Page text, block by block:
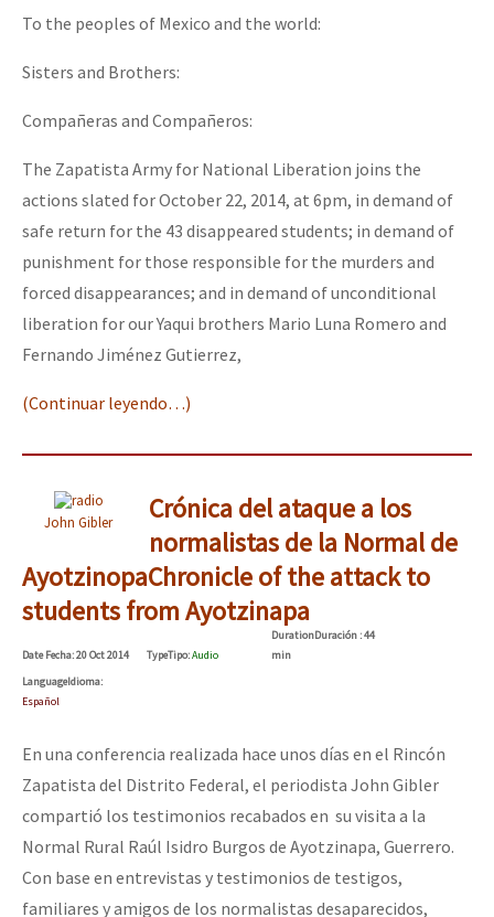
To the peoples of Mexico and the world:
Sisters and Brothers:
Compañeras and Compañeros:
The Zapatista Army for National Liberation joins the
actions slated for October 22, 2014, at 6pm, in demand of
safe return for the 43 disappeared students; in demand of
punishment for those responsible for the murders and
forced disappearances; and in demand of unconditional
liberation for our Yaqui brothers Mario Luna Romero and
Fernando Jiménez Gutierrez,
(Continuar leyendo…)
John Gibler
Crónica del ataque a los
normalistas de la Normal de
AyotzinopaChronicle of the attack to
students from Ayotzinapa
DateFecha: 20 Oct 2014 TypeTipo:Audio
DurationDuración: 44
min
LanguageIdioma:
Español
En una conferencia realizada hace unos días en el Rincón
Zapatista del Distrito Federal, el periodista John Gibler
compartió los testimonios recabados en su visita a la
Normal Rural Raúl Isidro Burgos de Ayotzinapa, Guerrero.
Con base en entrevistas y testimonios de testigos,
familiares y amigos de los normalistas desaparecidos,